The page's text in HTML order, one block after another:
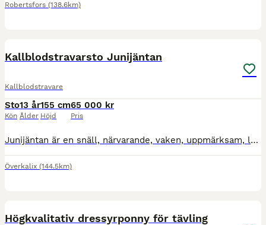
Robertsfors (138.6km)
Kallblodstravarsto Junijäntan
Kallblodstravare
Sto
Kön
13 år
Ålder
155 cm
Höjd
65 000 kr
Pris
Junijäntan är en snäll, närvarande, vaken, uppmärksam, lyhörd och samarbetsvillig häst. Riden och körd, senaste åren mer som promenadritter och trevlig samvaro. Junijäntan kan bli ängslig, vill gärna
Överkalix (144.5km)
Högkvalitativ dressyrponny för tävling